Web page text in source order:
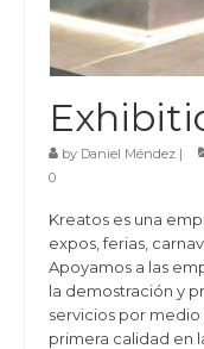
by Daniel Méndez |
0
Kreatos es una
expos, ferias,
Apoyamos a las
la demostración y
servicios por
primera calidad en